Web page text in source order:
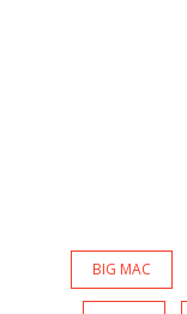
BIG MAC